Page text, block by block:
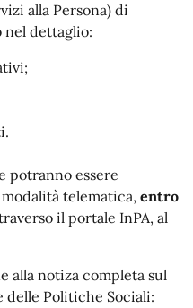
alla Persona) di
nel dettaglio:
potranno essere
telematica, entro
il portale InPA, al
alla notiza completa sul
delle Politiche Sociali: